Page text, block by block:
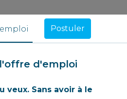
Postuler
d'emploi
veux. Sans avoir à le